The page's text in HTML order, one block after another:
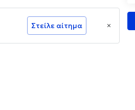
Στείλε αίτημα